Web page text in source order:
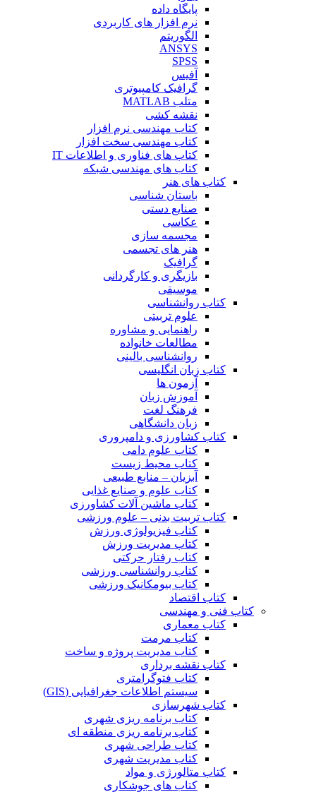
پایگاه داده
نرم افزار های کاربردی
الگوریتم
ANSYS
SPSS
آفیس
گرافیک کامپیوتری
متلب MATLAB
نقشه کشی
کتاب مهندسی نرم افزار
کتاب مهندسی سخت افزار
کتاب های فناوری و اطلاعات IT
کتاب های مهندسی شبکه
کتاب های هنر
باستان شناسی
صنایع دستی
عکاسی
مجسمه سازی
هنر های تجسمی
گرافیک
بازیگری و کارگردانی
موسیقی
کتاب روانشناسی
علوم تربیتی
راهنمایی و مشاوره
مطالعات خانواده
روانشناسی بالینی
کتاب زبان انگلیسی
آزمون ها
آموزش زبان
فرهنگ لغت
زبان دانشگاهی
کتاب کشاورزی و دامپروری
کتاب علوم دامی
کتاب محیط زیست
آبزیان – منابع طبیعی
کتاب علوم و صنایع غذایی
کتاب ماشین آلات کشاورزی
کتاب تربیت بدنی – علوم ورزشی
کتاب فیزیولوژی ورزش
کتاب مدیریت ورزش
کتاب رفتار حرکتی
کتاب روانشناسی ورزشی
کتاب بیومکانیک ورزشی
کتاب اقتصاد
کتاب فنی و مهندسی
کتاب معماری
کتاب مرمت
کتاب مدیریت پروژه و ساخت
کتاب نقشه برداری
کتاب فتوگرامتری
سیستم اطلاعات جغرافیایی (GIS)
کتاب شهرسازی
کتاب برنامه ریزی شهری
کتاب برنامه ریزی منطقه ای
کتاب طراحی شهری
کتاب مدیریت شهری
کتاب متالورژی و مواد
کتاب های جوشکاری